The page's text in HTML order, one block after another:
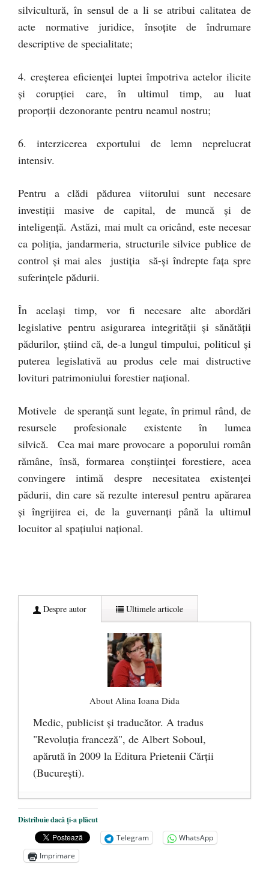
silvicultură, în sensul de a li se atribui calitatea de
acte normative juridice, însoţite de îndrumare
descriptive de specialitate;
4. creşterea eficienţei luptei împotriva actelor ilicite
şi corupţiei care, în ultimul timp, au luat
proporţii dezonorante pentru neamul nostru;
6. interzicerea exportului de lemn neprelucrat
intensiv.
Pentru a clădi pădurea viitorului sunt necesare
investiţii masive de capital, de muncă şi de
inteligenţă. Astăzi, mai mult ca oricând, este necesar
ca poliţia, jandarmeria, structurile silvice publice de
control şi mai ales justiţia să-şi îndrepte faţa spre
suferinţele pădurii.
În acelaşi timp, vor fi necesare alte abordări
legislative pentru asigurarea integrităţii şi sănătăţii
pădurilor, ştiind că, de-a lungul timpului, politicul şi
puterea legislativă au produs cele mai distructive
lovituri patrimoniului forestier naţional.
Motivele de speranţă sunt legate, în primul rând, de
resursele profesionale existente în lumea
silvică. Cea mai mare provocare a poporului român
rămâne, însă, formarea conştiinţei forestiere, acea
convingere intimă despre necesitatea existenţei
pădurii, din care să rezulte interesul pentru apărarea
şi îngrijirea ei, de la guvernanţi până la ultimul
locuitor al spaţiului naţional.
Despre autor Ultimele articole
About Alina Ioana Dida
Medic, publicist şi traducător. A tradus
"Revoluţia franceză", de Albert Soboul,
apărută în 2009 la Editura Prietenii Cărţii
(Bucureşti).
Ceva despre pandemie
O carte despre embrionul uman, ca
persoană ce trebuie apărată - 8 octombrie
2019
Distribuie dacă ți-a plăcut
Telegram
WhatsApp
Imprimare